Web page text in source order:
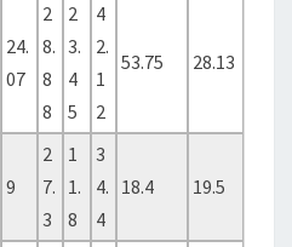
24.
07
2
8.
8
8
2
3.
4
5
4
2.
1
2
53.75 28.13
9
2
7.
3
1
1.
8
3
4.
4
18.4 19.5